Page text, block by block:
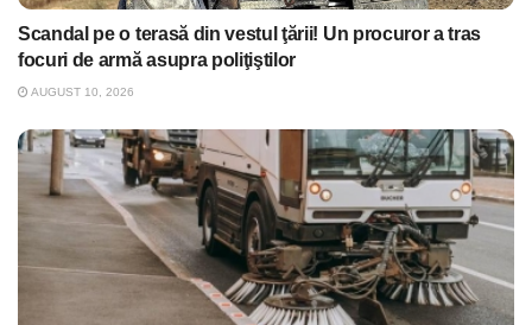
Scandal pe o terasă din vestul ţării! Un procuror a tras
focuri de armă asupra poliţiştilor
AUGUST 10, 2026